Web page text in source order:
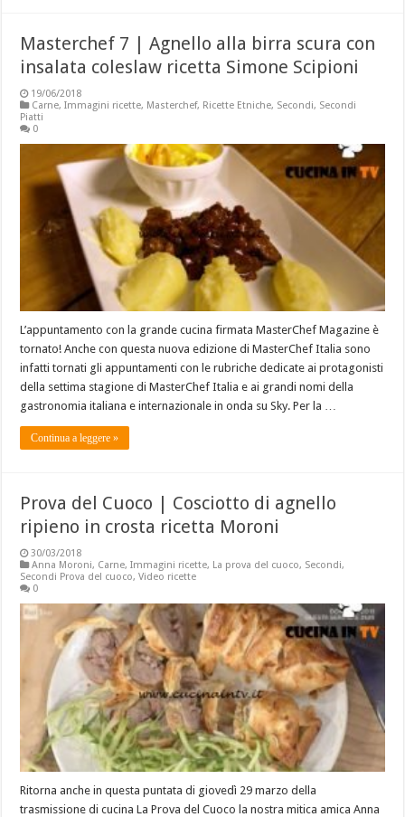
Masterchef 7 | Agnello alla birra scura con
insalata coleslaw ricetta Simone Scipioni
19/06/2018
Carne,Immagini ricette, Masterchef, Ricette Etniche, Secondi, Secondi
Piatti
0
L’appuntamento con la grande cucina firmata MasterChef Magazine è
tornato! Anche con questa nuova edizione di MasterChef Italia sono
infatti tornati gli appuntamenti con le rubriche dedicate ai protagonisti
della settima stagione di MasterChef Italia e ai grandi nomi della
gastronomia italiana e internazionale in onda su Sky. Per la …
Continua a leggere »
Prova del Cuoco | Cosciotto di agnello
ripieno in crosta ricetta Moroni
30/03/2018
Anna Moroni, Carne,Immagini ricette, La prova del cuoco, Secondi,
Secondi Prova del cuoco,Video ricette
0
Ritorna anche in questa puntata di giovedì 29 marzo della
trasmissione di cucina La Prova del Cuoco la nostra mitica amica Anna